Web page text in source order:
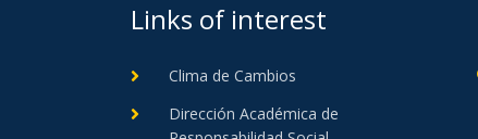
Links of interest
Clima de Cambios
Dirección Académica de